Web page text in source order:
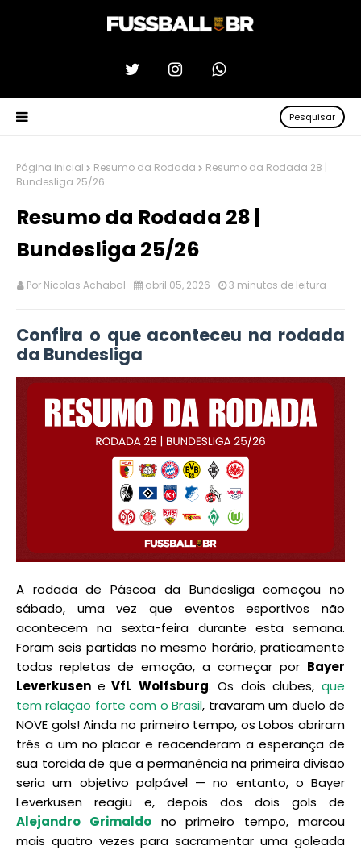
Pesquisar
Página inicial Resumo da Rodada
Resumo da Rodada 28 |
Bundesliga 25/26
Resumo da Rodada 28 |
Bundesliga 25/26
Por Nicolas Achabal abril 05, 2026 3 minutos de leitura
Confira o que aconteceu na rodada
da Bundesliga
A rodada de Páscoa da Bundesliga começou no
sábado, uma vez que eventos esportivos não
acontecem na sexta-feira durante esta semana.
Foram seis partidas no mesmo horário, praticamente
todas repletas de emoção, a começar por Bayer
Leverkusen e VfL Wolfsburg. Os dois clubes,que
tem relação forte com o Brasil, travaram um duelo de
NOVE gols! Ainda no primeiro tempo, os Lobos abriram
três a um no placar e reacenderam a esperança de
sua torcida de que a permanência na primeira divisão
seria um objetivo palpável — no entanto, o Bayer
Leverkusen reagiu e, depois dos dois gols de
Alejandro Grimaldono primeiro tempo, marcou
mais quatro vezes para sacramentar uma goleada